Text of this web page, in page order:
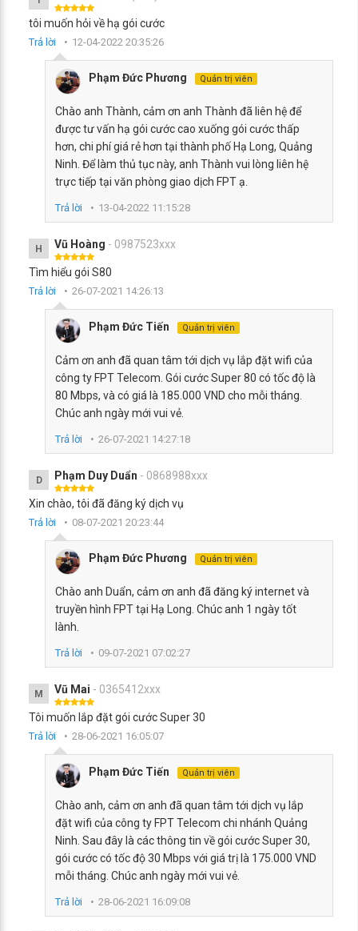
tôi muốn hỏi về hạ gói cước
Trả lời 12-04-2022 20:35:26
Phạm Đức Phương Quản trị viên
Chào anh Thành, cảm ơn anh Thành đã liên hệ để
được tư vấn hạ gói cước cao xuống gói cước thấp
hơn, chi phí giá rẻ hơn tại thành phố Hạ Long, Quảng
Ninh. Để làm thủ tục này, anh Thành vui lòng liên hệ
trực tiếp tại văn phòng giao dịch FPT ạ.
Trả lời 13-04-2022 11:15:28
H Vũ Hoàng - 0987523xxx
Tìm hiểu gói S80
Trả lời 26-07-2021 14:26:13
Phạm Đức Tiến Quản trị viên
Cảm ơn anh đã quan tâm tới dịch vụ lắp đặt wifi của
công ty FPT Telecom. Gói cước Super 80 có tốc độ là
80 Mbps, và có giá là 185.000 VND cho mỗi tháng.
Chúc anh ngày mới vui vẻ.
Trả lời 26-07-2021 14:27:18
D Phạm Duy Duẩn - 0868988xxx
Xin chào, tôi đã đăng ký dịch vụ
Trả lời 08-07-2021 20:23:44
Phạm Đức Phương Quản trị viên
Chào anh Duẩn, cảm ơn anh đã đăng ký internet và
truyền hình FPT tại Hạ Long. Chúc anh 1 ngày tốt
lành.
Trả lời 09-07-2021 07:02:27
M Vũ Mai - 0365412xxx
Tôi muốn lắp đặt gói cước Super 30
Trả lời 28-06-2021 16:05:07
Phạm Đức Tiến Quản trị viên
Chào anh, cảm ơn anh đã quan tâm tới dịch vụ lắp
đặt wifi của công ty FPT Telecom chi nhánh Quảng
Ninh. Sau đây là các thông tin về gói cước Super 30,
gói cước có tốc độ 30 Mbps với giá trị là 175.000 VND
mỗi tháng. Chúc anh ngày mới vui vẻ.
Trả lời 28-06-2021 16:09:08